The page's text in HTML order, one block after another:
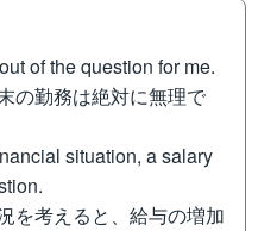
of the question for me.
の勤務は絶対に無理で
situation, a salary
考えると、給与の増加